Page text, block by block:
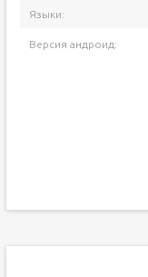
Языки:
Версия андроид: